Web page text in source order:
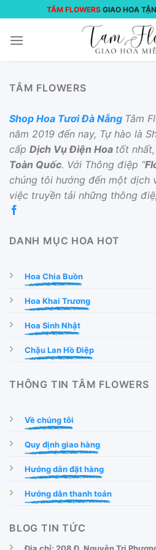
đến
nội
TÂM FLOWERS GIAO HOA
TÂM FLOWERS
Shop Hoa Tươi Đà Nẵng Tâm
năm 2019 đến nay, Tự hào là
cấp Dịch Vụ Điện Hoa tốt
Toàn Quốc. Với Thông điệp “
chúng tôi hướng đến một dịch
việc truyền tải những thông
DANH MỤC HOA HOT
Hoa Chia Buồn
Hoa Khai Trương
Hoa Sinh Nhật
Chậu Lan Hồ Điệp
THÔNG TIN TÂM FLOWERS
Về chúng tôi
Quy định giao hàng
Hướng dẫn đặt hàng
Hướng dẫn thanh toán
BLOG TIN TỨC